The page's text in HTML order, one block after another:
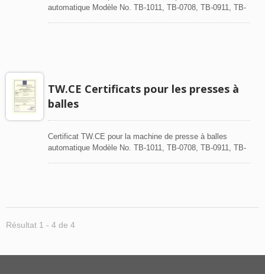
automatique Modèle No. TB-1011, TB-0708, TB-0911, TB-
TW.CE Certificats pour les presses à
balles
Certificat TW.CE pour la machine de presse à balles
automatique Modèle No. TB-1011, TB-0708, TB-0911, TB-
Résultat 1 - 4 de 4